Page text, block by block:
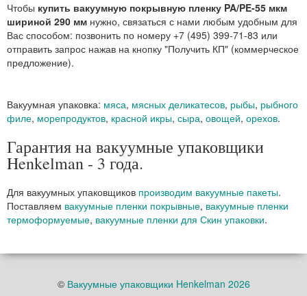
Чтобы купить вакуумную покрывную пленку PA/PE-55 мкм
шириной 290 мм нужно, связаться с нами любым удобным для
Вас способом: позвонить по номеру +7 (495) 399-71-83 или
отправить запрос нажав на кнопку "Получить КП" (коммерческое
предложение).
Вакуумная упаковка: мяса, мясных деликатесов, рыбы, рыбного
филе, морепродуктов, красной икры, сыра, овощей, орехов.
Гарантия на вакуумные упаковщики
Henkelman - 3 года.
Для вакуумных упаковщиков производим вакуумные пакеты.
Поставляем вакуумные пленки покрывные, вакуумные пленки
термоформуемые, вакуумные пленки для Скин упаковки.
© Вакуумные упаковщики Henkelman 2026